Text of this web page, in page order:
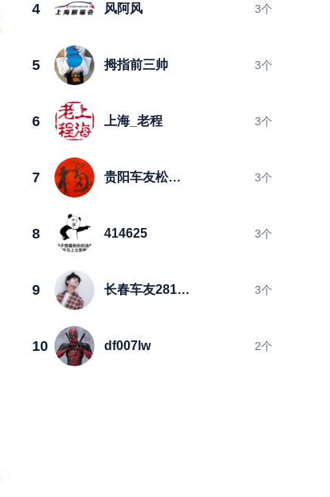
4 风阿风 3个
5 拇指前三帅 3个
6 上海_老程 3个
7 贵阳车友松鼠靠山 3个
8 414625 3个
9 长春车友2813122 3个
10 df007lw 2个